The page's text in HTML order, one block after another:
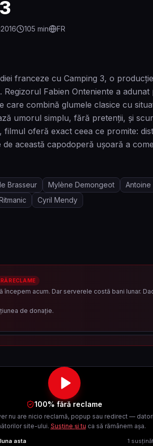
2016 105 min FR
franceze cu Camping 3, o
Regizorul Fabien Onteniente a
care combină glumele clasice cu
umorul simplu, fără pretenții, și
filmul oferă exact ceea ce promite:
această capodoperă ușoară a
Brasseur Mylène Demongeot Antoine
Cyril Mendy
RECLAME
acum. Dar serverele costă bani lunar.
de donație.
100% fără reclame
nu are nicio reclamă, popup sau redirect —
site-ului. Susține și tu ca să rămânem așa.
asta 1